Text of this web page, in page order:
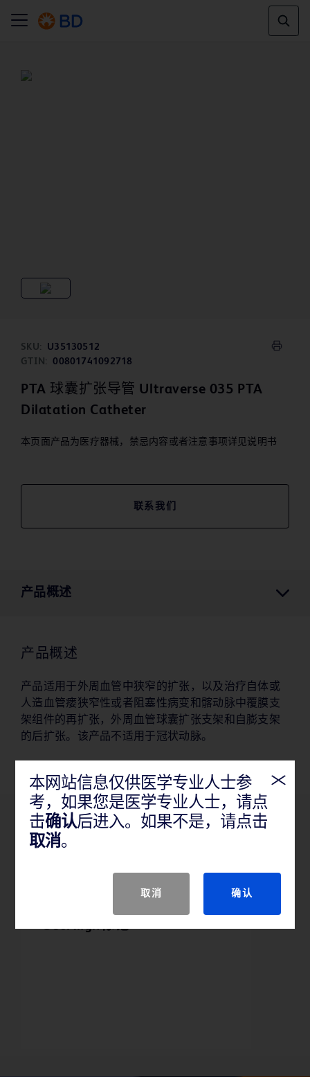
SKU:
U35130512
GTIN:
00801741092718
PTA 球囊扩张导管 Ultraverse 035 PTA
Dilatation Catheter
本页面产品为医疗器械，禁忌内容或者注意事项详见说明书
联系我们
产品概述
产品概述
产品适用于外周血管中狭窄的扩张，以及治疗自体或
人造血管瘘狭窄性或者阻塞性病变和髂动脉中覆膜支
架组件的再扩张，外周血管球囊扩张支架和自膨支架
的后扩张。该产品不适用于冠状动脉。
产品特性
GeoAlign标记
本网站信息仅供医学专业人士参
考，如果您是医学专业人士，请点
击确认后进入。如果不是，请点击
取消。
取消 确认